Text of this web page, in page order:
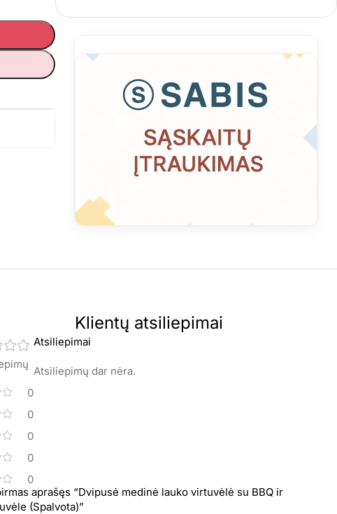
Klientų atsiliepimai
0
0
0
0
0
Atsiliepimai
Atsiliepimų dar nėra.
aprašęs “Dvipusė medinė lauko virtuvėlė su BBQ ir
(Spalvota)”